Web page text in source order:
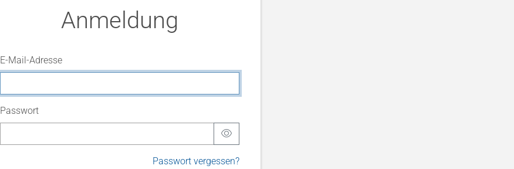
Anmeldung
E-Mail-Adresse
Passwort
Passwort vergessen?